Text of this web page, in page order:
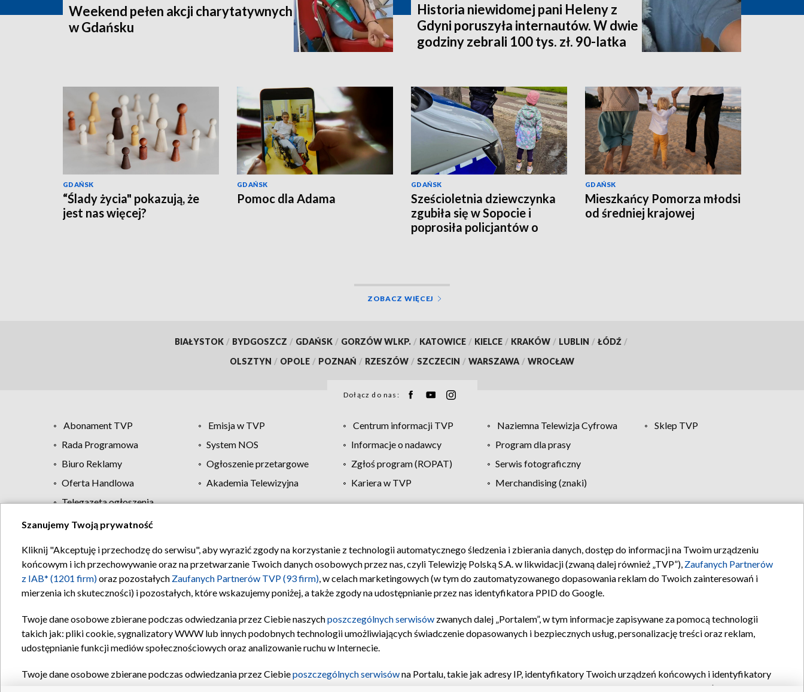
Weekend pełen akcji charytatywnych
w Gdańsku
Historia niewidomej pani Heleny z
Gdyni poruszyła internautów. W dwie
godziny zebrali 100 tys. zł. 90-latka
GDAŃSK
“Ślady życia" pokazują, że
jest nas więcej?
GDAŃSK
Pomoc dla Adama
GDAŃSK
Sześcioletnia dziewczynka
zgubiła się w Sopocie i
poprosiła policjantów o
GDAŃSK
Mieszkańcy Pomorza młodsi
od średniej krajowej
ZOBACZ WIĘCEJ
BIAŁYSTOK / BYDGOSZCZ / GDAŃSK / GORZÓW WLKP. / KATOWICE / KIELCE / KRAKÓW / LUBLIN / ŁÓDŹ /
OLSZTYN / OPOLE / POZNAŃ / RZESZÓW / SZCZECIN / WARSZAWA / WROCŁAW
Dołącz do nas:
Abonament TVP Emisja w TVP Centrum informacji TVP Naziemna Telewizja Cyfrowa
Sklep TVP
Rada Programowa
System NOS Informacje o nadawcy
Program dla prasy
Biuro Reklamy
Ogłoszenie przetargowe Zgłoś program (ROPAT)
Serwis fotograficzny
Oferta Handlowa
Akademia Telewizyjna Kariera w TVP
Merchandising (znaki)
Telegazeta ogłoszenia
Regulamin TVP Polityka prywatności Moje zgody Pomoc Biuro reklamy Kontakt
Szanujemy Twoją prywatność
Kliknij "Akceptuję i przechodzę do serwisu", aby wyrazić zgody na korzystanie z technologii automatycznego śledzenia i zbierania danych, dostęp do informacji na Twoim urządzeniu
końcowym i ich przechowywanie oraz na przetwarzanie Twoich danych osobowych przez nas, czyli Telewizję Polską S.A. w likwidacji (zwaną dalej również „TVP”), Zaufanych Partnerów
z IAB* (1201 firm)oraz pozostałych Zaufanych Partnerów TVP (93 firm), w celach marketingowych (w tym do zautomatyzowanego dopasowania reklam do Twoich zainteresowań i
mierzenia ich skuteczności) i pozostałych, które wskazujemy poniżej, a także zgody na udostępnianie przez nas identyfikatora PPID do Google.
Twoje dane osobowe zbierane podczas odwiedzania przez Ciebie naszychposzczególnych serwisów zwanych dalej „Portalem”, w tym informacje zapisywane za pomocą technologii
takich jak: pliki cookie, sygnalizatory WWW lub innych podobnych technologii umożliwiających świadczenie dopasowanych i bezpiecznych usług, personalizację treści oraz reklam,
udostępnianie funkcji mediów społecznościowych oraz analizowanie ruchu w Internecie.
Twoje dane osobowe zbierane podczas odwiedzania przez Ciebieposzczególnych serwisówna Portalu, takie jak adresy IP, identyfikatory Twoich urządzeń końcowych i identyfikatory
oraz pozostałych